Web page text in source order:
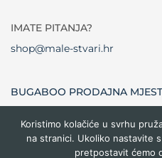
IMATE PITANJA?
shop@male-stvari.hr
BUGABOO PRODAJNA
Visa MasterCard
Koristimo kolačiće u svrhu
na stranici. Ukoliko nastavite
pretpostavit ćemo